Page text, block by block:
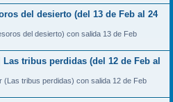
del desierto (del 13 de Feb al 24
del desierto) con salida 13 de Feb
tribus perdidas (del 12 de Feb al
(Las tribus perdidas) con salida 12 de Feb